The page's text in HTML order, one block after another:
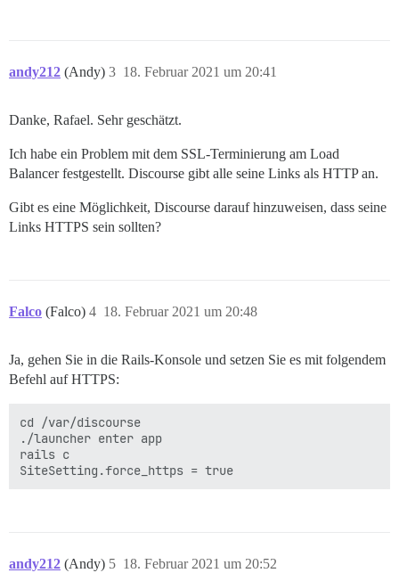
andy212 (Andy) 18. Februar 2021 um 20:41
3
Danke, Rafael. Sehr geschätzt.
Ich habe ein Problem mit dem SSL-Terminierung am Load
Balancer festgestellt. Discourse gibt alle seine Links als HTTP an.
Gibt es eine Möglichkeit, Discourse darauf hinzuweisen, dass seine
Links HTTPS sein sollten?
Falco (Falco) 18. Februar 2021 um 20:48
4
Ja, gehen Sie in die Rails-Konsole und setzen Sie es mit folgendem
Befehl auf HTTPS:
cd /var/discourse
./launcher enter app
rails c
andy212 (Andy) 18. Februar 2021 um 20:52
5